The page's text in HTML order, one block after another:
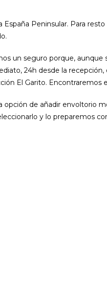
Peninsular. Para
un seguro porque,
24h desde la
El Garito. Encontraremos
de añadir envoltorio
y lo preparemos